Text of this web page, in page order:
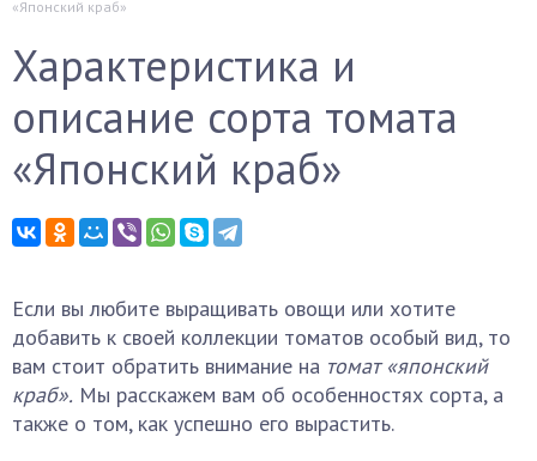
«Японский краб»
Характеристика и
описание сорта томата
«Японский краб»
Если вы любите выращивать овощи или хотите
добавить к своей коллекции томатов особый вид, то
вам стоит обратить внимание на томат «японский
краб». Мы расскажем вам об особенностях сорта, а
также о том, как успешно его вырастить.